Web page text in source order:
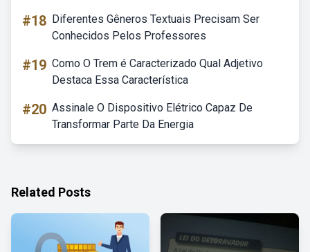
#18 Diferentes Gêneros Textuais Precisam Ser
Conhecidos Pelos Professores
#19 Como O Trem é Caracterizado Qual Adjetivo
Destaca Essa Característica
#20 Assinale O Dispositivo Elétrico Capaz De
Transformar Parte Da Energia
Related Posts